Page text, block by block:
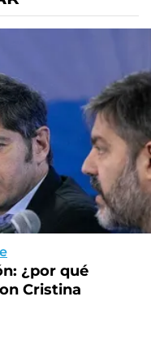
¿por qué
Cristina